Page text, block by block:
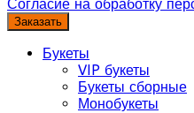
Согласие на обработку
Заказать
Букеты
VIP букеты
Букеты сборные
Монобукеты